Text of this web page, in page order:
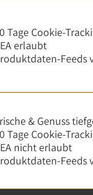
Tage Cookie-
erlaubt
Feeds
& Genuss
Tage Cookie-
nicht erlaubt
Feeds